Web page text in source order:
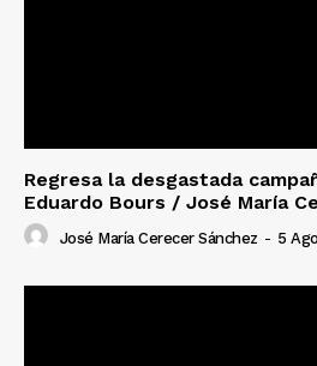
Regresa la desgastada
Eduardo Bours / José María
José María Cerecer Sánchez - 5